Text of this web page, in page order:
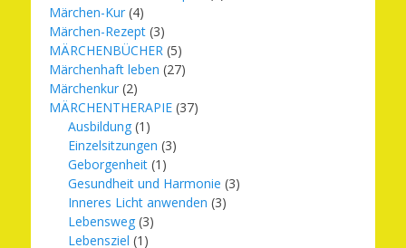
Märchen-Kur (4)
Märchen-Rezept (3)
MÄRCHENBÜCHER (5)
Märchenhaft leben (27)
Märchenkur (2)
MÄRCHENTHERAPIE (37)
Ausbildung (1)
Einzelsitzungen (3)
Geborgenheit (1)
Gesundheit und Harmonie (3)
Inneres Licht anwenden (3)
Lebensweg (3)
Lebensziel (1)